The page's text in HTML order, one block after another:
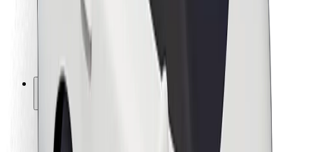
Solutions pour les villes
Aéroports
Stations de charge Bolt
Support
Pour les passagers
Pour les chauffeurs